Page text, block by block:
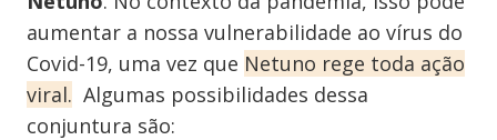
aumentar a nossa vulnerabilidade ao vírus do
Covid-19, uma vez que Netuno rege toda ação
viral. Algumas possibilidades dessa
conjuntura são: